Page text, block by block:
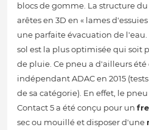
blocs de gomme. La structure
arêtes en 3D en « lames
une parfaite évacuation de
sol est la plus optimisée qui soit
de pluie. Ce pneu a d'ailleurs été
indépendant ADAC en 2015
de sa catégorie). En effet, le pneu
Contact 5 a été conçu pour un
sec ou mouillé et disposer d'une